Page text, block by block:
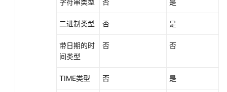
字符串类型 否 是
二进制类型 否 是
带日期的时
间类型
否 否
TIME类型 否 是